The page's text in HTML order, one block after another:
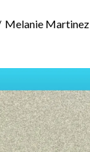
Melanie Martinez